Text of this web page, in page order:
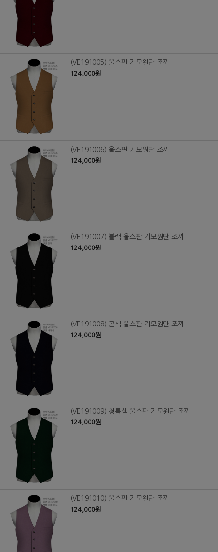
(VE191005) 울스판 기모원단 조끼
124,000원
(VE191006) 울스판 기모원단 조끼
124,000원
(VE191007) 블랙 울스판 기모원단 조끼
124,000원
(VE191008) 곤색 울스판 기모원단 조끼
124,000원
(VE191009) 청록색 울스판 기모원단 조끼
124,000원
(VE191010) 울스판 기모원단 조끼
124,000원